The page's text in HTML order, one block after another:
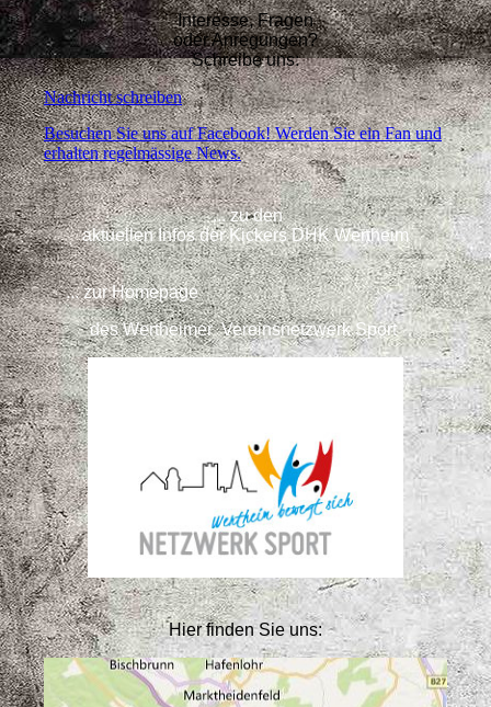
Interesse, Fragen
oder Anregungen?
Schreibe uns:
Nachricht schreiben
Besuchen Sie uns auf Facebook! Werden Sie ein Fan und
erhalten regelmässige News.
... zu den
aktuellen Infos der Kickers DHK Wertheim
... zur Homepage
des Wertheimer Vereinsnetzwerk Sport
Hier finden Sie uns: